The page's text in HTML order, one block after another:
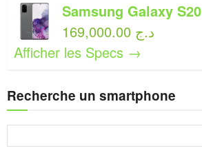
Samsung Galaxy S20
169,000.00 د.ج
Afficher les Specs →
Recherche un smartphone